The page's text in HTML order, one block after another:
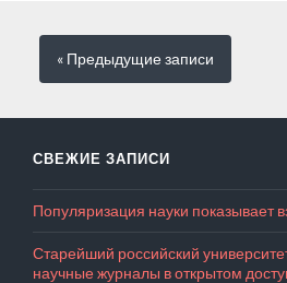
« Предыдущиезаписи
СВЕЖИЕ ЗАПИСИ
Популяризация науки показывает
Старейший российский
научные журналы в открытом